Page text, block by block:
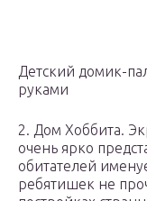
Детский домик-
руками
2. Дом Хоббита.
очень ярко
обитателей
ребятишек не